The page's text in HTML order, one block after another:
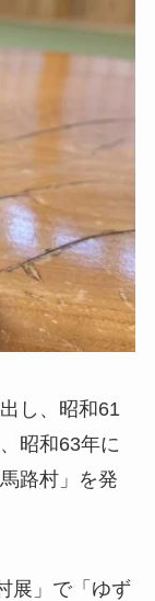
し、昭和61
昭和63年に
路村」を発
展」で「ゆず